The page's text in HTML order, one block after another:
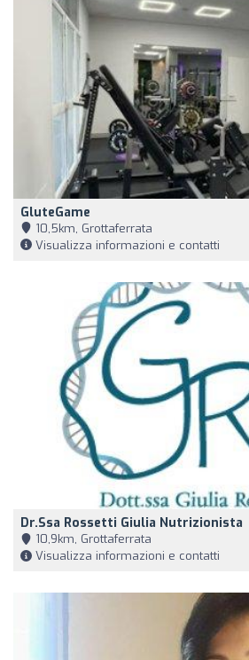
GluteGame
10,5km, Grottaferrata
Visualizza informazioni e contatti
Dr.ssa Rossetti Giulia Nutrizionista
10,9km, Grottaferrata
Visualizza informazioni e contatti